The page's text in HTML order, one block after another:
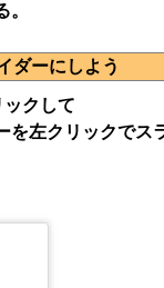
ダーにしよう
ク して
を左クリックでス